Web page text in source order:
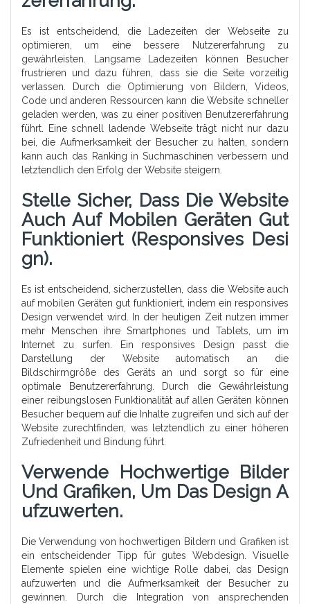
Es ist entscheidend, die Ladezeiten der Webseite zu
optimieren, um eine bessere Nutzererfahrung zu
gewährleisten. Langsame Ladezeiten können Besucher
frustrieren und dazu führen, dass sie die Seite vorzeitig
verlassen. Durch die Optimierung von Bildern, Videos,
Code und anderen Ressourcen kann die Website schneller
geladen werden, was zu einer positiven Benutzererfahrung
führt. Eine schnell ladende Webseite trägt nicht nur dazu
bei, die Aufmerksamkeit der Besucher zu halten, sondern
kann auch das Ranking in Suchmaschinen verbessern und
letztendlich den Erfolg der Website steigern.
Stelle Sicher, Dass Die Website
Auch Auf Mobilen Geräten Gut
Funktioniert (responsives Desi
Gn).
Es ist entscheidend, sicherzustellen, dass die Website auch
auf mobilen Geräten gut funktioniert, indem ein responsives
Design verwendet wird. In der heutigen Zeit nutzen immer
mehr Menschen ihre Smartphones und Tablets, um im
Internet zu surfen. Ein responsives Design passt die
Darstellung der Website automatisch an die
Bildschirmgröße des Geräts an und sorgt so für eine
optimale Benutzererfahrung. Durch die Gewährleistung
einer reibungslosen Funktionalität auf allen Geräten können
Besucher bequem auf die Inhalte zugreifen und sich auf der
Website zurechtfinden, was letztendlich zu einer höheren
Zufriedenheit und Bindung führt.
Verwende Hochwertige Bilder
Und Grafiken, Um Das Design A
Ufzuwerten.
Die Verwendung von hochwertigen Bildern und Grafiken ist
ein entscheidender Tipp für gutes Webdesign. Visuelle
Elemente spielen eine wichtige Rolle dabei, das Design
aufzuwerten und die Aufmerksamkeit der Besucher zu
gewinnen. Durch die Integration von ansprechenden